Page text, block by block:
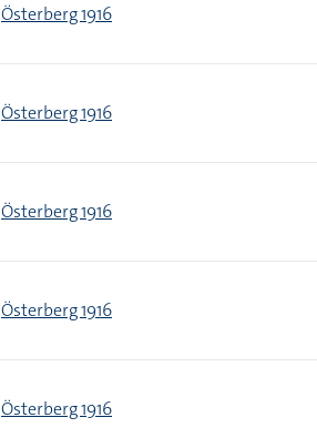
Österberg 1916
Österberg 1916
Österberg 1916
Österberg 1916
Österberg 1916